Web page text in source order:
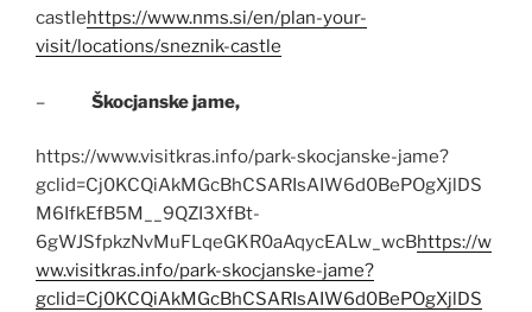
castlehttps://www.nms.si/en/plan-your-
visit/locations/sneznik-castle
– Škocjanske jame,
https://www.visitkras.info/park-skocjanske-jame?
gclid=Cj0KCQiAkMGcBhCSARIsAIW6d0BePOgXjlDS
M6IfkEfB5M__9QZI3XfBt-
6gWJSfpkzNvMuFLqeGKR0aAqycEALw_wcBhttps://w
ww.visitkras.info/park-skocjanske-jame?
gclid=Cj0KCQiAkMGcBhCSARIsAIW6d0BePOgXjlDS